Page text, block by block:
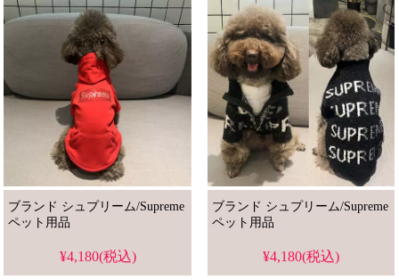
ブランド シュプリーム/Supreme
ペット用品
¥4,180(税込)
ブランド シュプリーム/Supreme
ペット用品
¥4,180(税込)